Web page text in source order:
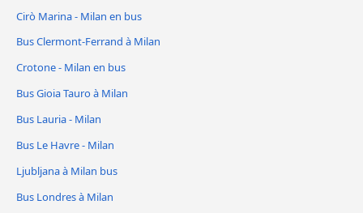
Cirò Marina - Milan en bus
Bus Clermont-Ferrand à Milan
Crotone - Milan en bus
Bus Gioia Tauro à Milan
Bus Lauria - Milan
Bus Le Havre - Milan
Ljubljana à Milan bus
Bus Londres à Milan